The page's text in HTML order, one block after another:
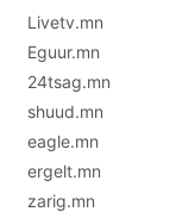
Livetv.mn
Eguur.mn
24tsag.mn
shuud.mn
eagle.mn
ergelt.mn
zarig.mn